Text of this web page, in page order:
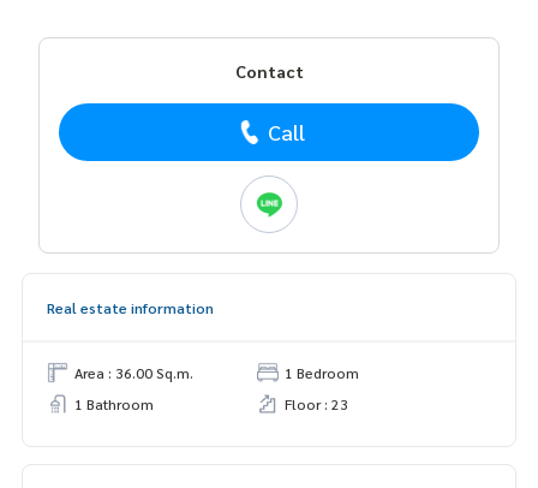
Contact
Call
Real estate information
Area : 36.00 Sq.m.
1 Bedroom
1 Bathroom
Floor : 23